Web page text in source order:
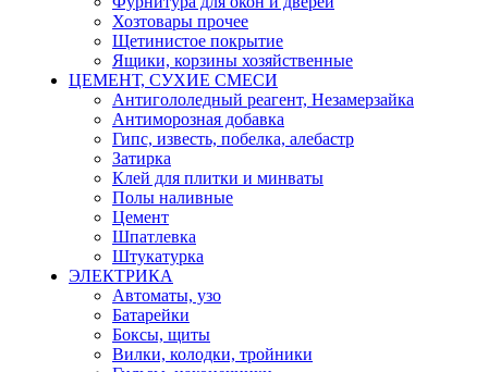
Хозтовары прочее
Щетинистое покрытие
Ящики, корзины хозяйственные
ЦЕМЕНТ, СУХИЕ СМЕСИ
Антигололедный реагент, Незамерзайка
Антиморозная добавка
Гипс, известь, побелка, алебастр
Затирка
Клей для плитки и минваты
Полы наливные
Цемент
Шпатлевка
Штукатурка
ЭЛЕКТРИКА
Автоматы, узо
Батарейки
Боксы, щиты
Вилки, колодки, тройники